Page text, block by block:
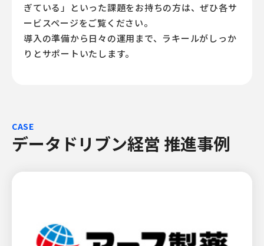
ぎている」といった課題をお持ちの方は、ぜひ各サ
ービスページをご覧ください。
導入の準備から日々の運用まで、ラキールがしっか
りとサポートいたします。
CASE
データドリブン経営 推進事例